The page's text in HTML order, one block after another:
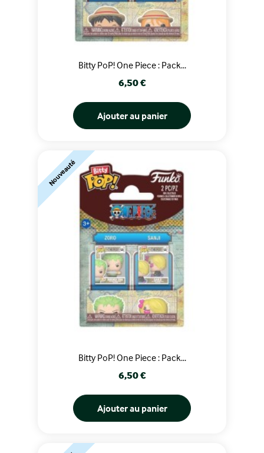
Bitty PoP! One Piece : Pack...
Prix
6,50 €
Ajouter au panier
Bitty PoP! One Piece : Pack...
Prix
6,50 €
Ajouter au panier
Nouveauté